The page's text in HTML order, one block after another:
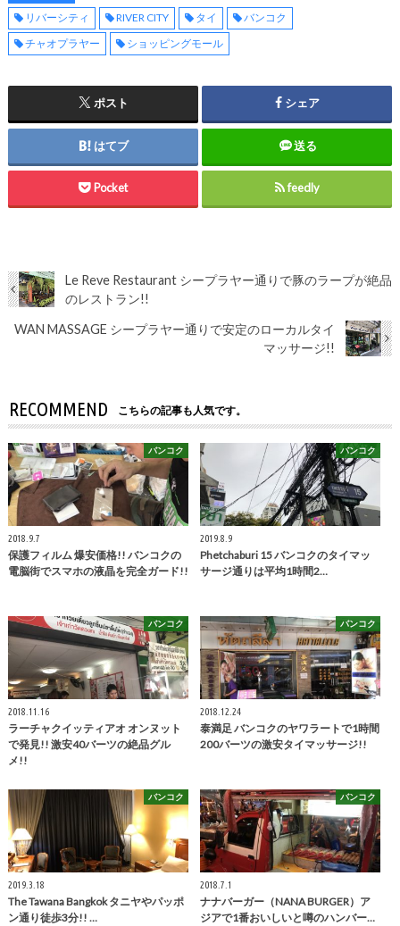
リバーシティ
RIVER CITY タイ
バンコク
チャオプラヤー
ショッピングモール
ポスト シェア
はてブ 送る
Pocket feedly
Le Reve Restaurant シープラヤー通りで豚のラープが絶品
のレストラン!!
WAN MASSAGE シープラヤー通りで安定のローカルタイ
マッサージ!!
RECOMMEND こちらの記事も人気です。
バンコク
2018.9.7
保護フィルム 爆安価格!! バンコクの
電脳街でスマホの液晶を完全ガード!!
バンコク
2019.8.9
Phetchaburi 15 バンコクのタイマッ
サージ通りは平均1時間2…
バンコク
2018.11.16
ラーチャクイッティアオ オンヌット
で発見!! 激安40バーツの絶品グル
メ!!
バンコク
2018.12.24
泰満足 バンコクのヤワラートで1時間
200バーツの激安タイマッサージ!!
バンコク
2019.3.18
The Tawana Bangkok タニヤやパッポ
ン通り徒歩3分!! …
バンコク
2018.7.1
ナナバーガー（NANA BURGER）ア
ジアで1番おいしいと噂のハンバー…